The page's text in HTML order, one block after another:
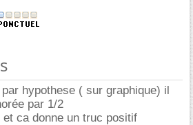
hypothese ( sur graphique) il
par 1/2
ca donne un truc positif